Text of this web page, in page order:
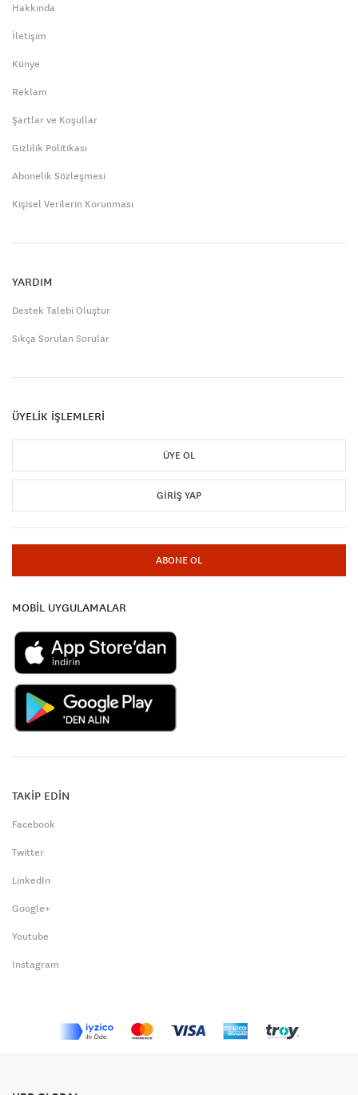
Hakkında
İletişim
Künye
Reklam
Şartlar ve Koşullar
Gizlilik Politikası
Abonelik Sözleşmesi
Kişisel Verilerin Korunması
YARDIM
Destek Talebi Oluştur
Sıkça Sorulan Sorular
ÜYELİK İŞLEMLERİ
ÜYE OL
GIRIŞ YAP
ABONE OL
MOBİL UYGULAMALAR
TAKİP EDİN
Facebook
Twitter
LinkedIn
Google+
Youtube
Instagram